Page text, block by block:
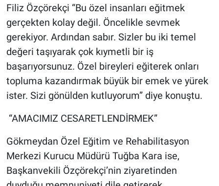
Filiz Özçörekçi “Bu özel insanları eğitmek
gerçekten kolay değil. Öncelikle sevmek
gerekiyor. Ardından sabır. Sizler bu iki temel
değeri taşıyarak çok kıymetli bir iş
başarıyorsunuz. Özel bireyleri eğiterek onları
topluma kazandırmak büyük bir emek ve yürek
ister. Sizi gönülden kutluyorum” diye konuştu.
“AMACIMIZ CESARETLENDİRMEK”
Gökmeydan Özel Eğitim ve Rehabilitasyon
Merkezi Kurucu Müdürü Tuğba Kara ise,
Başkanvekili Özçörekçi’nin ziyaretinden